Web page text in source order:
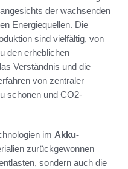
der wachsenden
Energiequellen. Die
sind vielfältig, von
den erheblichen
Verständnis und die
von zentraler
schonen und CO2-
im Akku-
zurückgewonnen
sondern auch die